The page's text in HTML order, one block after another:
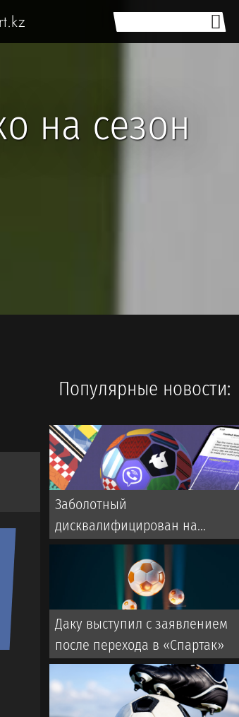
на сезон
Популярные новости:
Заболотный
дисквалифицирован на
полгода. Известна причина
Даку выступил с заявлением
после перехода в «Спартак»